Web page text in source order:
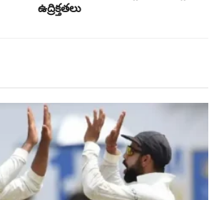
ఉద్రిక్తతలు